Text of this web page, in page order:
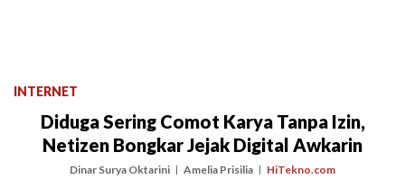
INTERNET
Diduga Sering Comot Karya Tanpa Izin,
Netizen Bongkar Jejak Digital Awkarin
Dinar Surya Oktarini Amelia Prisilia HiTekno.com